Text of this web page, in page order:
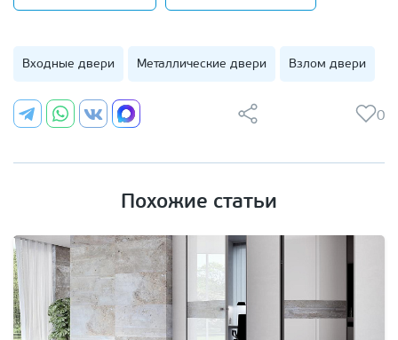
Входные двери Металлические двери Взлом двери
0
Похожие статьи